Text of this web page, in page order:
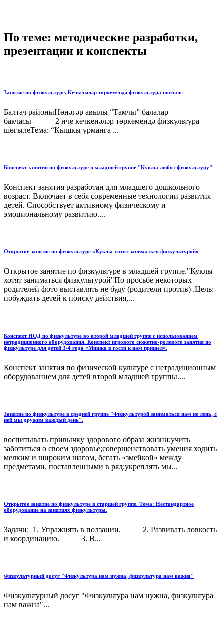
По теме: методические разработки,
презентации и конспекты
Занятие по физкультуре. Кечкенәләр төркемендә физкультура шөгыле
Балтач районыНөнәгәр авылы “Тамчы” балалар
бакчасы 2 нче кечкенәләр төркемендә физкультура
шөгылеТема: “Кышкы урманга ...
Конспект занятия по физкультуре в младшей группе "Куклы любят физкультуру"
Конспект занятия разработан для младшего дошкольного
возраст. Включает в себя современные технологии развития
детей. Способствует активному физическому и
эмоциональному развитию....
Открытое занятие по физкультуре «Куклы хотят заниматься физкультурой»
Открытое занятие по физкультуре в младшей группе."Куклы
хотят заниматься физкультурой"По просьбе некоторых
родителей фото выставлять не буду (родители против) .Цель:
побуждать детей к поиску действия,...
Конспект НОД по физкультуре во второй младшей группе с использованием
нетрадиционного оборудования. Конспект игрового сюжетно-ролевого занятия по
физкультуре для детей 3-4 года «Мишка в гости к нам пришел».
Конспект занятия по физической культуре с нетрадиционным
оборудованием для детей второй младшей группы....
Занятие по физкультуре в средней группе "Физкультурой заниматься нам не лень, с
ней мы дружим каждый день".
воспитывать привычку здорового образа жизни;учить
заботиться о своем здоровье;совершенствовать умения ходить
мелким и широким шагом, бегать «змейкой» между
предметами, поставленными в ряд;укреплять мы...
Открытое занятие по физкультуре в старшей группе. Тема: Нестандартное
оборудование на занятиях физкультуры.
Задачи: 1. Упражнять в ползании. 2. Развивать ловкость
и координацию. 3. В...
Физкультурный досуг "Физкультура нам нужна, физкультура нам важна"
Физкультурный досуг "Физкультура нам нужна, физкультура
нам важна"...